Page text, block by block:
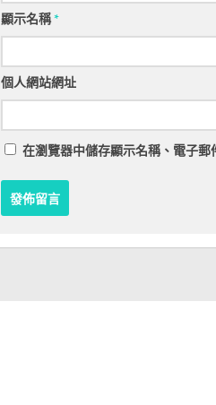
顯示名稱*
個人網站網址
在瀏覽器中儲存顯示名稱、電子